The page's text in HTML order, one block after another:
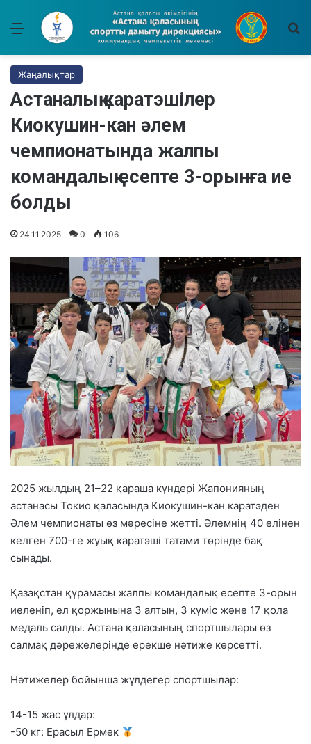
Мәзір
Жаңалықтар
Астаналық каратэшілер
Киокушин-кан әлем
чемпионатында жалпы
командалық есепте 3-орынға ие
болды
24.11.2025 0 106
2025 жылдың 21–22 қараша күндері Жапонияның
астанасы Токио қаласында Киокушин-кан каратэден
Әлем чемпионаты өз мәресіне жетті. Әлемнің 40 елінен
келген 700-ге жуық каратэші татами төрінде бақ
сынады.
Қазақстан құрамасы жалпы командалық есепте 3-орын
иеленіп, ел қоржынына 3 алтын, 3 күміс және 17 қола
медаль салды. Астана қаласының спортшылары өз
салмақ дәрежелерінде ерекше нәтиже көрсетті.
Нәтижелер бойынша жүлдегер спортшылар:
14-15 жас ұлдар:
-50 кг: Ерасыл Ермек